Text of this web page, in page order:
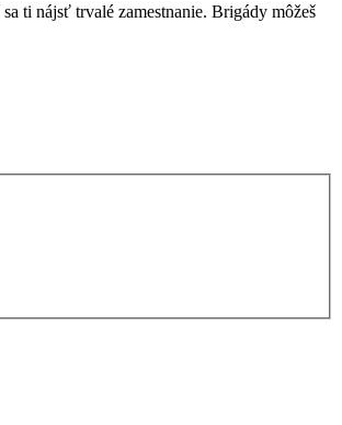
ti nájsť trvalé zamestnanie. Brigády môžeš